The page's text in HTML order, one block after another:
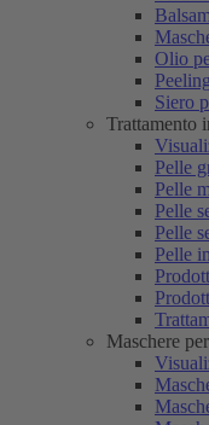
Olio
Siero
Trattamento
Pelle
Pelle
Pelle
Pelle
Pelle
Maschere